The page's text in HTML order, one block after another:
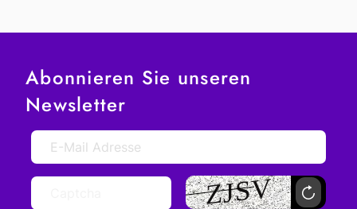
Abonnieren Sie unseren
Newsletter